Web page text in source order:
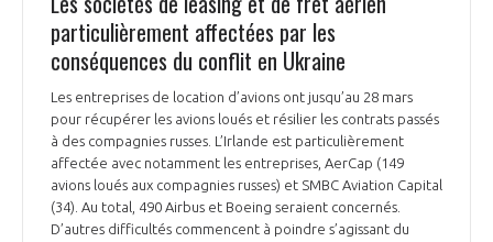
particulièrement affectées par les
conséquences du conflit en Ukraine
Les entreprises de location d’avions ont jusqu’au 28 mars
pour récupérer les avions loués et résilier les contrats passés
à des compagnies russes. L’Irlande est particulièrement
affectée avec notamment les entreprises, AerCap (149
avions loués aux compagnies russes) et SMBC Aviation Capital
(34). Au total, 490 Airbus et Boeing seraient concernés.
D’autres difficultés commencent à poindre s’agissant du